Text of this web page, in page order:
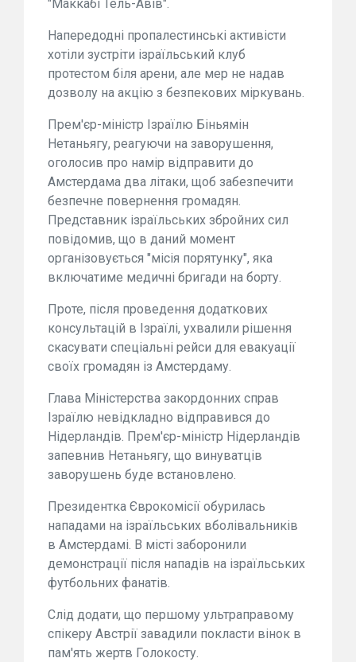
"Маккабі Тель-Авів".
Напередодні пропалестинські активісти
хотіли зустріти ізраїльський клуб
протестом біля арени, але мер не надав
дозволу на акцію з безпекових міркувань.
Прем'єр-міністр Ізраїлю Біньямін
Нетаньягу, реагуючи на заворушення,
оголосив про намір відправити до
Амстердама два літаки, щоб забезпечити
безпечне повернення громадян.
Представник ізраїльських збройних сил
повідомив, що в даний момент
організовується "місія порятунку", яка
включатиме медичні бригади на борту.
Проте, після проведення додаткових
консультацій в Ізраїлі, ухвалили рішення
скасувати спеціальні рейси для евакуації
своїх громадян із Амстердаму.
Глава Міністерства закордонних справ
Ізраїлю невідкладно відправився до
Нідерландів. Прем'єр-міністр Нідерландів
запевнив Нетаньягу, що винуватців
заворушень буде встановлено.
Президентка Єврокомісії обурилась
нападами на ізраїльських вболівальників
в Амстердамі. В місті заборонили
демонстрації після нападів на ізраїльських
футбольних фанатів.
Слід додати, що першому ультраправому
спікеру Австрії завадили покласти вінок в
пам'ять жертв Голокосту.